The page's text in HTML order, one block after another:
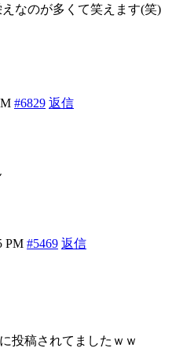
なのが多くて笑えます(笑)
#6829 返信
PM #5469 返信
投稿されてましたｗｗ